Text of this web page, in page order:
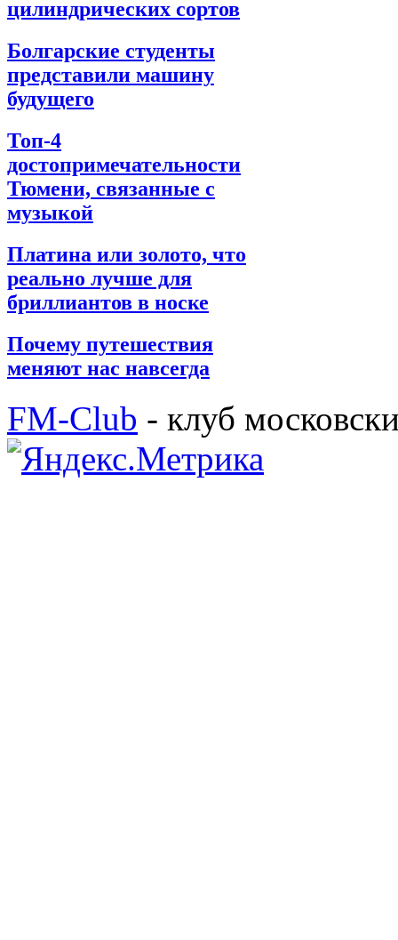
цилиндрических сортов
Болгарские студенты
представили машину
будущего
Топ-4
достопримечательности
Тюмени, связанные с
музыкой
Платина или золото, что
реально лучше для
бриллиантов в носке
Почему путешествия
меняют нас навсегда
FM-Club - клуб